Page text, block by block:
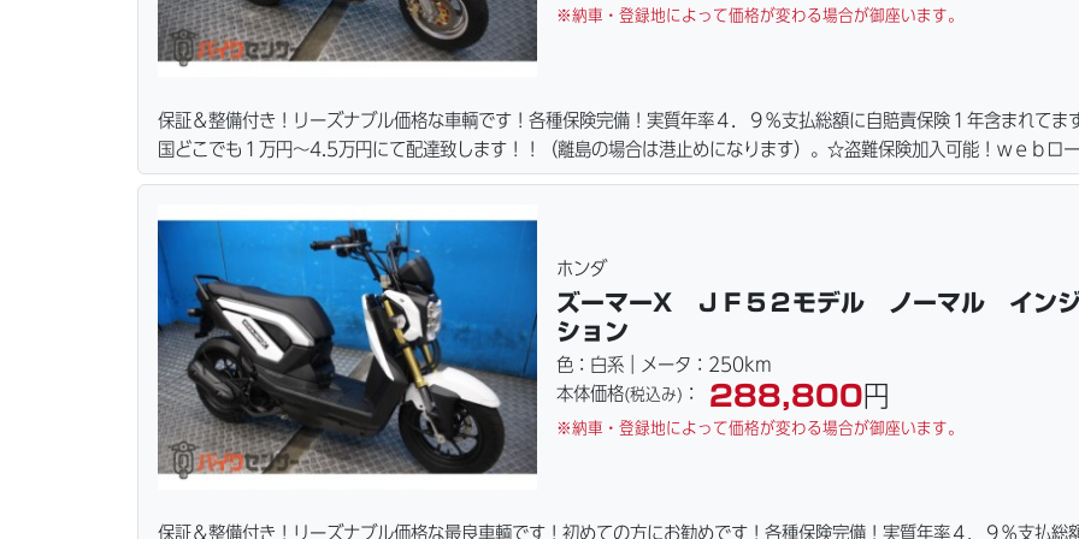
※納車・登録地によって価格が変わる場合が御座います。
保証＆整備付き！リーズナブル価格な車輌です！各種保険完備！実質年率４．９％支払総額に自賠責保険１年含まれてま
国どこでも１万円〜4.5万円にて配達致します！！（離島の場合は港止めになります）。☆盗難保険加入可能！ｗｅｂロ
カード各種取り扱ってます。仕様変更からレストアまで、お気軽にお問い合わせ下さい。ご契約後の取り置き＆保管無料
ホンダ
ズーマーX ＪＦ５２モデル ノーマル イン
ション
色：白系｜メータ：250km
本体価格(税込み) ： 288,800円
※納車・登録地によって価格が変わる場合が御座います。
保証＆整備付き！リーズナブル価格な最良車輌です！初めての方にお勧めです！各種保険完備！実質年率４．９％支払総